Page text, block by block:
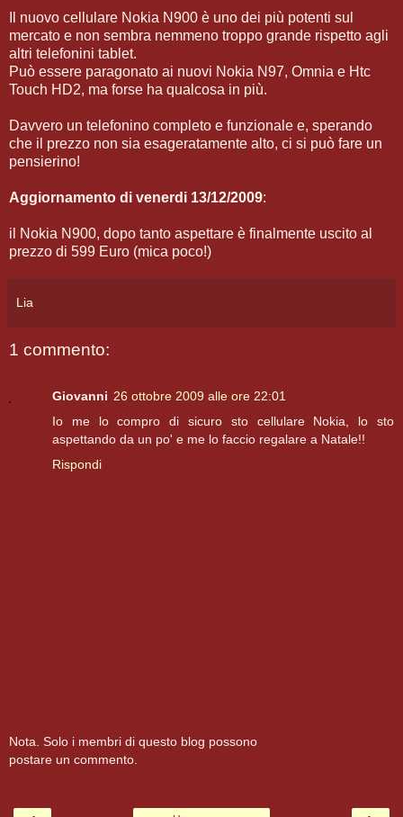
Il nuovo cellulare Nokia N900 è uno dei più potenti sul
mercato e non sembra nemmeno troppo grande rispetto agli
altri telefonini tablet.
Può essere paragonato ai nuovi Nokia N97, Omnia e Htc
Touch HD2, ma forse ha qualcosa in più.
Davvero un telefonino completo e funzionale e, sperando
che il prezzo non sia esageratamente alto, ci si può fare un
pensierino!
Aggiornamento di venerdi 13/12/2009:
il Nokia N900, dopo tanto aspettare è finalmente uscito al
prezzo di 599 Euro (mica poco!)
Lia
1 commento:
Giovanni 26 ottobre 2009 alle ore 22:01
Io me lo compro di sicuro sto cellulare Nokia, lo sto
aspettando da un po' e me lo faccio regalare a Natale!!
Rispondi
Nota. Solo i membri di questo blog possono
postare un commento.